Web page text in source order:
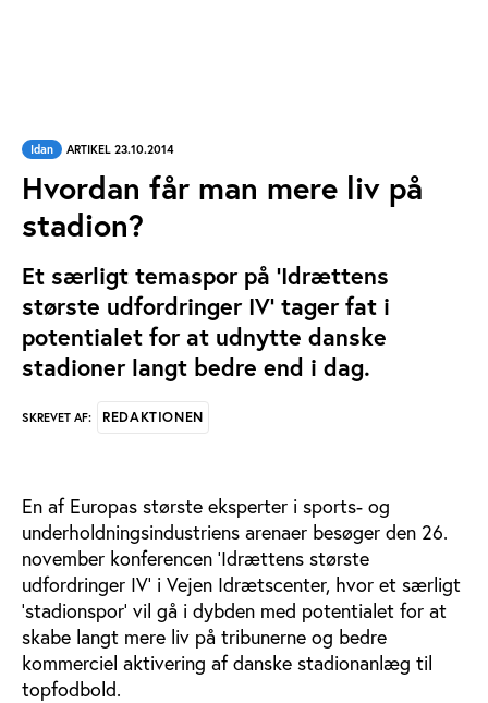
Idan ARTIKEL 23.10.2014
Hvordan får man mere liv på
stadion?
Et særligt temaspor på ’Idrættens
største udfordringer IV’ tager fat i
potentialet for at udnytte danske
stadioner langt bedre end i dag.
SKREVET AF: REDAKTIONEN
En af Europas største eksperter i sports- og
underholdningsindustriens arenaer besøger den 26.
november konferencen ’Idrættens største
udfordringer IV’ i Vejen Idrætscenter, hvor et særligt
’stadionspor’ vil gå i dybden med potentialet for at
skabe langt mere liv på tribunerne og bedre
kommerciel aktivering af danske stadionanlæg til
topfodbold.